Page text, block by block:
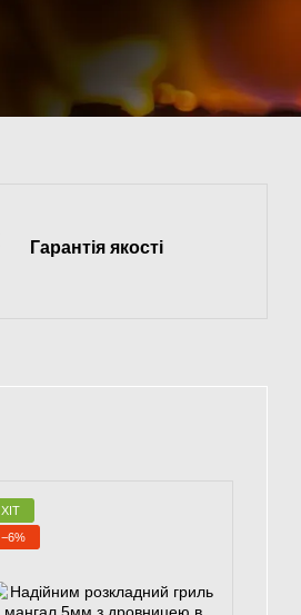
Гарантія якості
ХІТ
−6%